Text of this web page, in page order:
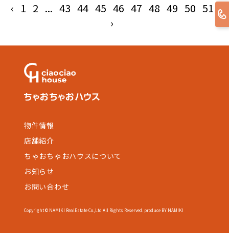
‹ 1 2 ... 43 44 45 46 47 48 49 50 51
›
物件情報
店舗紹介
ちゃおちゃおハウスについて
お知らせ
お問い合わせ
Copyright © NAMIKI RealEstate Co.,Ltd All Rights Reserved. produce BY NAMIKI